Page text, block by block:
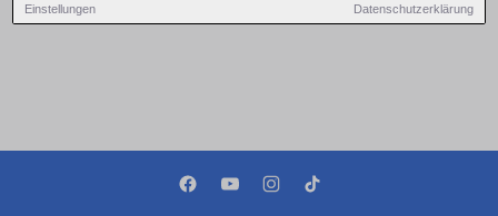
Einstellungen Datenschutzerklärung